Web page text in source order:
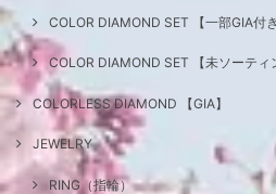
COLOR DIAMOND SET 【一部GIA付き
COLOR DIAMOND SET 【未ソーティ
COLORLESS DIAMOND 【GIA】
JEWELRY
RING（指輪）